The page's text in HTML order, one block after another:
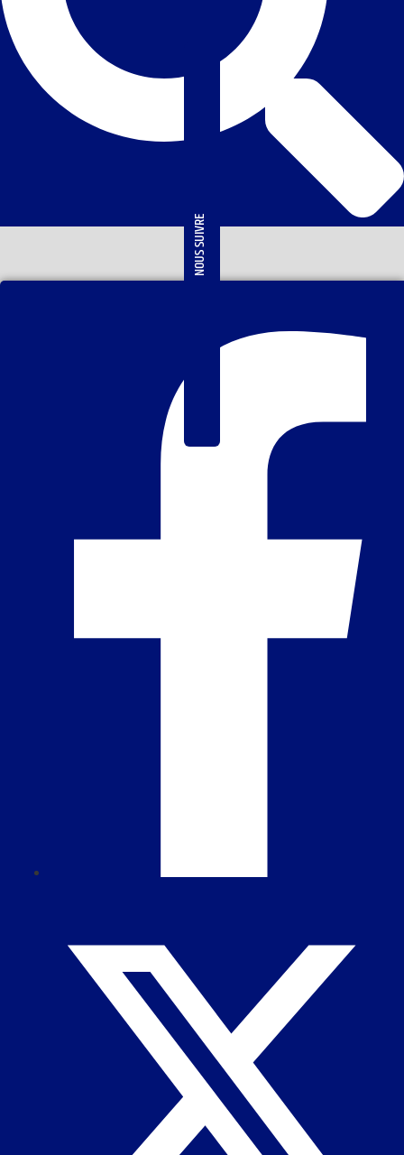
NOUS SUIVRE